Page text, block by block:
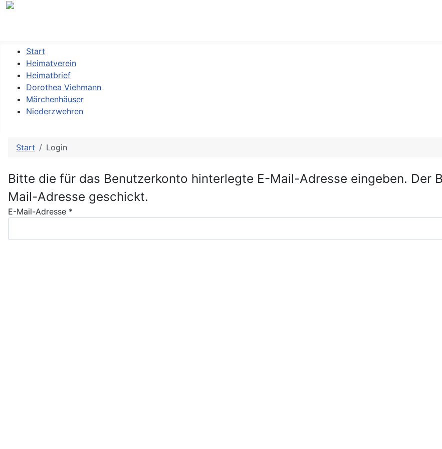
Start
Heimatverein
Heimatbrief
Dorothea Viehmann
Märchenhäuser
Niederzwehren
Start Login
Bitte die für das Benutzerkonto hinterlegte E-Mail-Adresse eingeben. Der
Mail-Adresse geschickt.
E-Mail-Adresse *